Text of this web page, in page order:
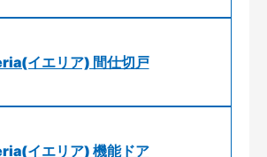
イエリア) 間仕切戸
イエリア) 機能ドア